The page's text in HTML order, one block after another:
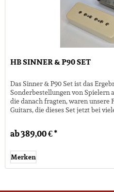
HB SINNER & P90 SET
Das Sinner & P90 Set ist das
Sonderbestellungen von Spielern
die danach fragten, waren
Guitars, die dieses Set jetzt bei
ab 389,00 € *
Merken